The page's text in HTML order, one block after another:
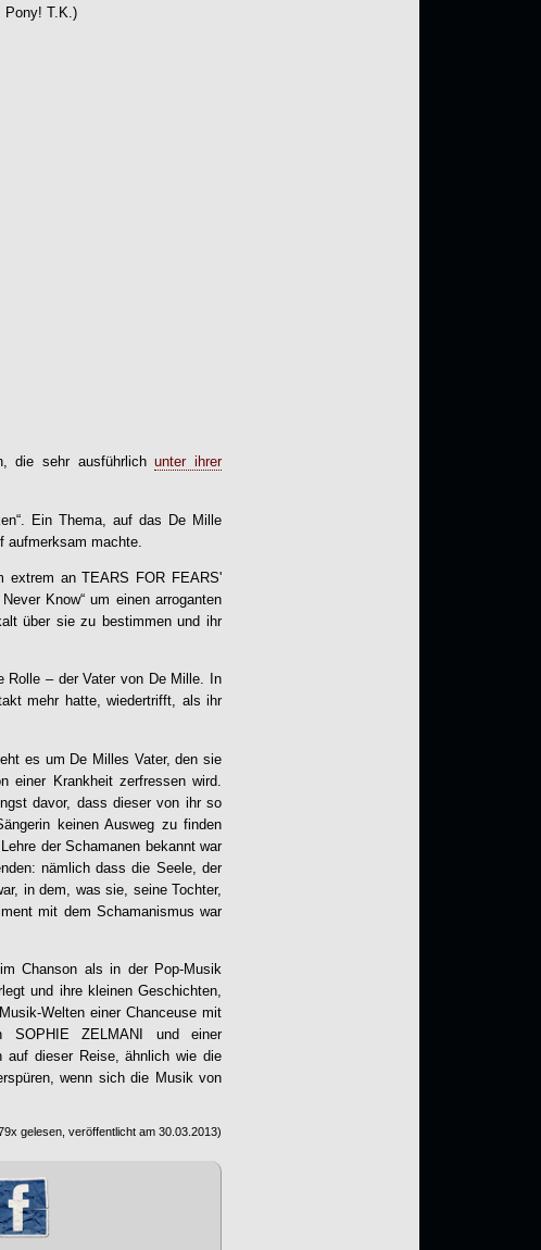
Pony! T.K.)
die sehr ausführlichunter ihrer
Ein Thema, auf das De Mille
machte.
extrem an TEARS FOR FEARS'
Know“ um einen arroganten
über sie zu bestimmen und ihr
Rolle – der Vater von De Mille. In
mehr hatte, wiedertrifft, als ihr
es um De Milles Vater, den sie
einer Krankheit zerfressen wird.
davor, dass dieser von ihr so
keinen Ausweg zu finden
der Schamanen bekannt war
nämlich dass die Seele, der
in dem, was sie, seine Tochter,
mit dem Schamanismus war
Chanson als in der Pop-Musik
und ihre kleinen Geschichten,
Welten einer Chanceuse mit
SOPHIE ZELMANI und einer
auf dieser Reise, ähnlich wie die
wenn sich die Musik von
gelesen, veröffentlicht am 30.03.2013)